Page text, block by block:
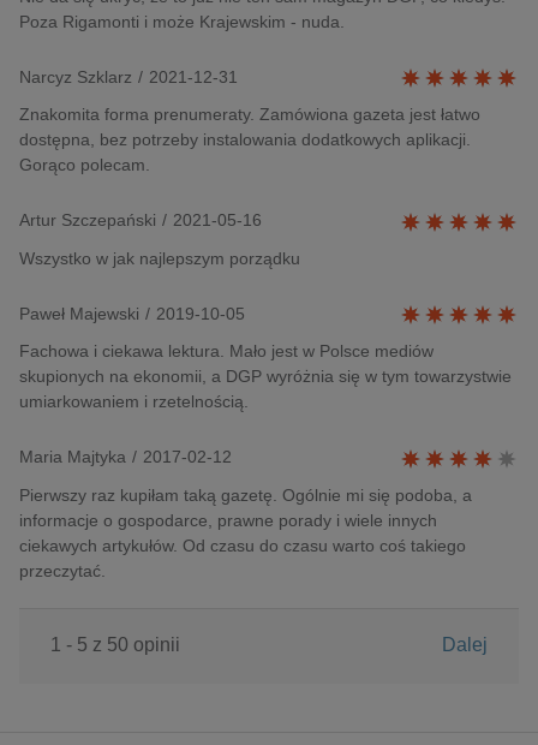
Poza Rigamonti i może Krajewskim - nuda.
Narcyz Szklarz / 2021-12-31
Znakomita forma prenumeraty. Zamówiona gazeta jest łatwo
dostępna, bez potrzeby instalowania dodatkowych aplikacji.
Gorąco polecam.
Artur Szczepański / 2021-05-16
Wszystko w jak najlepszym porządku
Paweł Majewski / 2019-10-05
Fachowa i ciekawa lektura. Mało jest w Polsce mediów
skupionych na ekonomii, a DGP wyróżnia się w tym towarzystwie
umiarkowaniem i rzetelnością.
Maria Majtyka / 2017-02-12
Pierwszy raz kupiłam taką gazetę. Ogólnie mi się podoba, a
informacje o gospodarce, prawne porady i wiele innych
ciekawych artykułów. Od czasu do czasu warto coś takiego
przeczytać.
1 - 5 z 50 opinii Dalej